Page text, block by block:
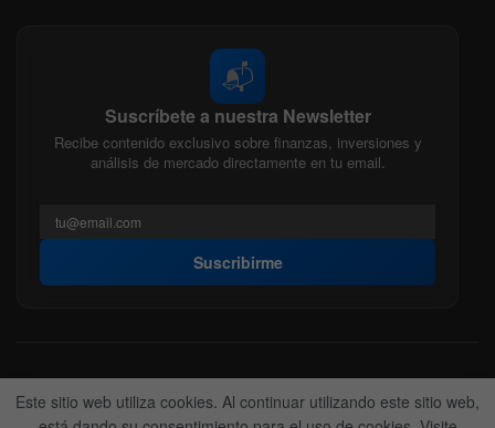
📬
Suscríbete a nuestra Newsletter
Recibe contenido exclusivo sobre finanzas, inversiones y
análisis de mercado directamente en tu email.
Suscribirme
Acerca de nosotros Politica Editorial
Nuestro Equipo
Contactanos
Anunciate
Este sitio web utiliza cookies. Al continuar utilizando este sitio web,